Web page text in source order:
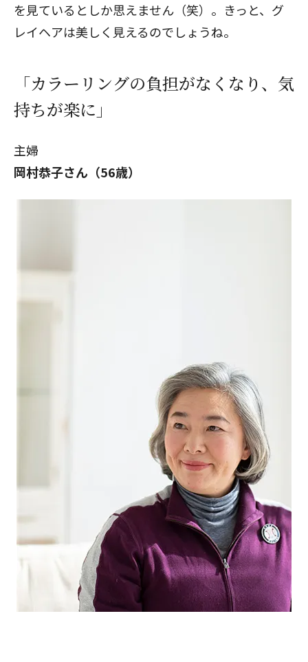
を見ているとしか思えません（笑）。きっと、グ
レイヘアは美しく見えるのでしょうね。
「カラーリングの負担がなくなり、気
持ちが楽に」
主婦
岡村恭子さん（56歳）